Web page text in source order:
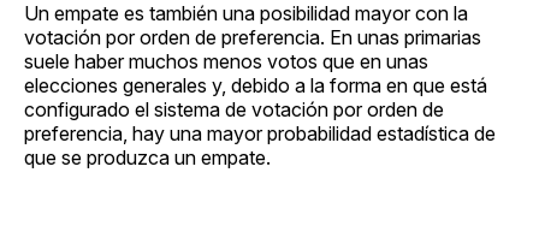
Un empate es también una posibilidad mayor con la
votación por orden de preferencia. En unas primarias
suele haber muchos menos votos que en unas
elecciones generales y, debido a la forma en que está
configurado el sistema de votación por orden de
preferencia, hay una mayor probabilidad estadística de
que se produzca un empate.